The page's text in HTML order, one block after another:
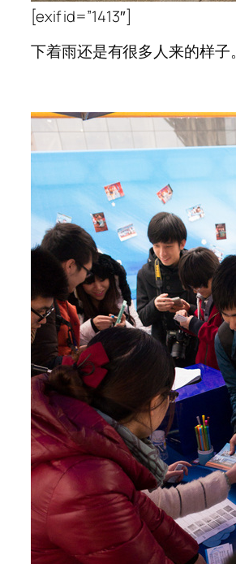
[exif id=”1413″]
下着雨还是有很多人来的样子。